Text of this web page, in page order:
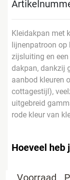
Kleidakpan met
lijnenpatroon op
zijsluiting en
dakpan, dankzij
aanbod kleuren
cottagestijl),
uitgebreid
rode kleur van
Hoeveel heb
Voorraad